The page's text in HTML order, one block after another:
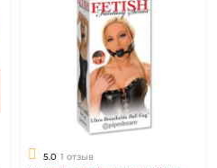
5.0 1 отзыв